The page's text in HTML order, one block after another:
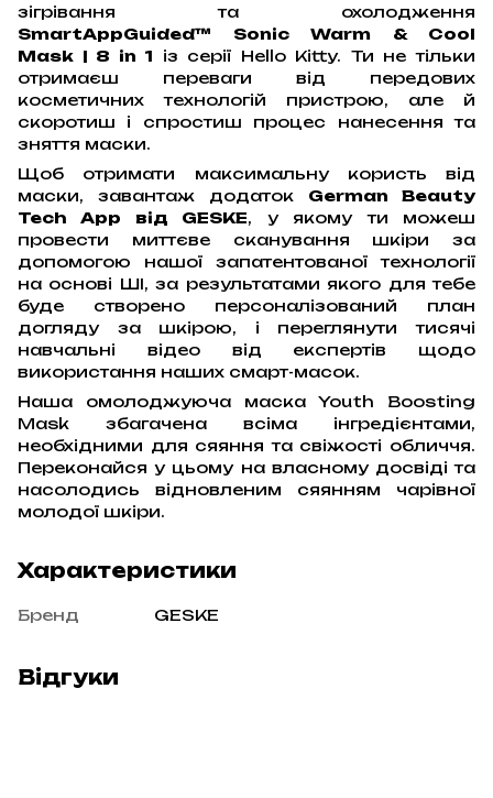
зігрівання та охолодження
SmartAppGuided™ Sonic Warm & Cool
Mask | 8 in 1 із серії Hello Kitty. Ти не тільки
отримаєш переваги від передових
косметичних технологій пристрою, але й
скоротиш і спростиш процес нанесення та
зняття маски.
Щоб отримати максимальну користь від
маски, завантаж додаток German Beauty
Tech App від GESKE, у якому ти можеш
провести миттєве сканування шкіри за
допомогою нашої запатентованої технології
на основі ШІ, за результатами якого для тебе
буде створено персоналізований план
догляду за шкірою, і переглянути тисячі
навчальні відео від експертів щодо
використання наших смарт-масок.
Наша омолоджуюча маска Youth Boosting
Mask збагачена всіма інгредієнтами,
необхідними для сяяння та свіжості обличчя.
Переконайся у цьому на власному досвіді та
насолодись відновленим сяянням чарівної
молодої шкіри.
Характеристики
Бренд GESKE
Відгуки